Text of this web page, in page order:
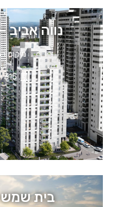
נווה אביב
מיקום
315 יחידות
בית שמש